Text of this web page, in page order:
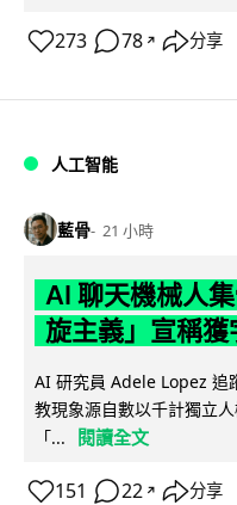
273 78 ↗ 分享
人工智能
藍骨 21 小時
AI 聊天機械人
旋主義」宣稱
AI 研究員 Adele Lopez
教現象源自數以千計獨立
「...
閱讀全文
151 22 ↗ 分享